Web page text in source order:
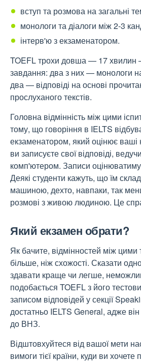
вступ та розмова на загальні
монологи та діалоги між 2-3
інтерв'ю з екзаменатором.
TOEFL трохи довша — 17 хвилин
завдання: два з них — монологи
два — відповіді на основі
прослуханого текстів.
Головна відмінність між цими
тому, що говоріння в IELTS
екзаменатором, який оцінює
ви записуєте свої відповіді,
комп'ютером. Записи
Деякі студенти кажуть, що їм
машиною, дехто, навпаки, так
розмові з живою людиною. Це
Який екзамен обрати?
Як бачите, відмінностей між цими
більше, ніж схожості. Сказати
здавати краще чи легше,
подобається TOEFL з його
записом відповідей у ​​секції
достатньо IELTS General, адже
до ВНЗ.
Відштовхуйтеся від вашої мети
вимоги тієї країни, куди ви хочете